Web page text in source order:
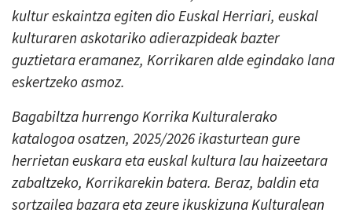
kultur eskaintza egiten dio Euskal Herriari, euskal
kulturaren askotariko adierazpideak bazter
guztietara eramanez, Korrikaren alde egindako lana
eskertzeko asmoz.
Bagabiltza hurrengo Korrika Kulturalerako
katalogoa osatzen, 2025/2026 ikasturtean gure
herrietan euskara eta euskal kultura lau haizeetara
zabaltzeko, Korrikarekin batera. Beraz, baldin eta
sortzailea bazara eta zeure ikuskizuna Kulturalean